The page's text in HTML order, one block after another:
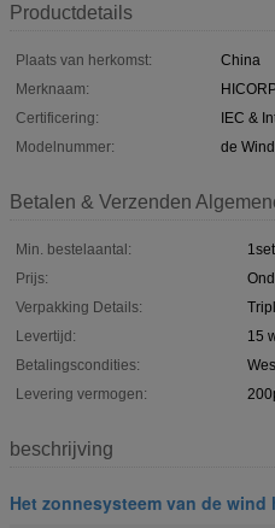
Productdetails
Plaats van herkomst:
China
Merknaam:
Certificering:
IEC &
Modelnummer:
de
Betalen & Verzenden
Min. bestelaantal:
1set
Prijs:
Verpakking Details:
Levertijd:
15
Betalingscondities:
Levering vermogen:
beschrijving
Het zonnesysteem van de wind